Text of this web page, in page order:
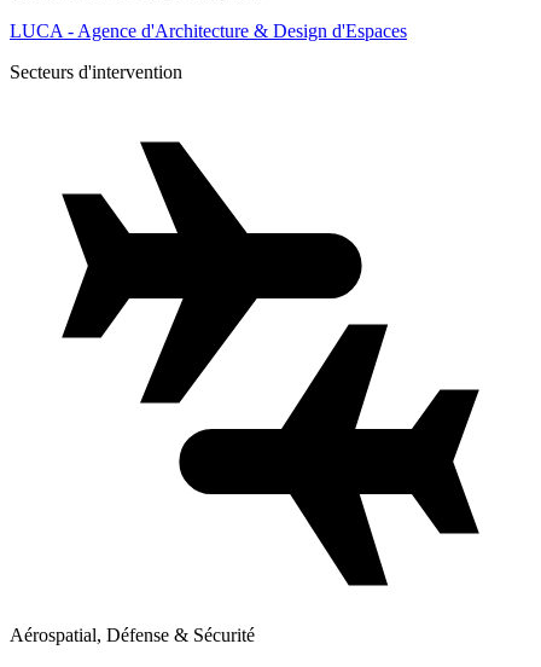
LUCA - Agence d'Architecture & Design d'Espaces
Secteurs d'intervention
Aérospatial, Défense & Sécurité